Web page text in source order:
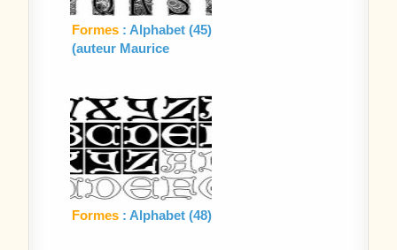
Formes : Alphabet (45)
(auteur Maurice
Formes : Alphabet (48)